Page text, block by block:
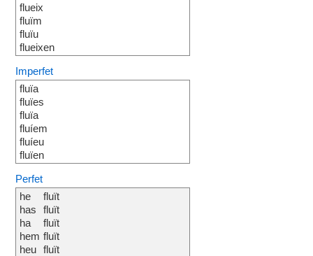
flueix
fluïm
fluïu
flueixen
Imperfet
fluïa
fluïes
fluïa
fluíem
fluíeu
fluïen
Perfet
he
has
ha
hem
heu
fluït
fluït
fluït
fluït
fluït